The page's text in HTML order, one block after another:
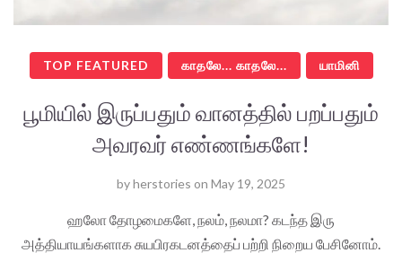
TOP FEATURED காதலே... காதலே... யாமினி
பூமியில் இருப்பதும் வானத்தில் பறப்பதும்
அவரவர் எண்ணங்களே!
byherstories on May 19, 2025
ஹலோ தோழமைகளே, நலம், நலமா? கடந்த இரு
அத்தியாயங்களாக சுயபிரகடனத்தைப் பற்றி நிறைய பேசினோம்.